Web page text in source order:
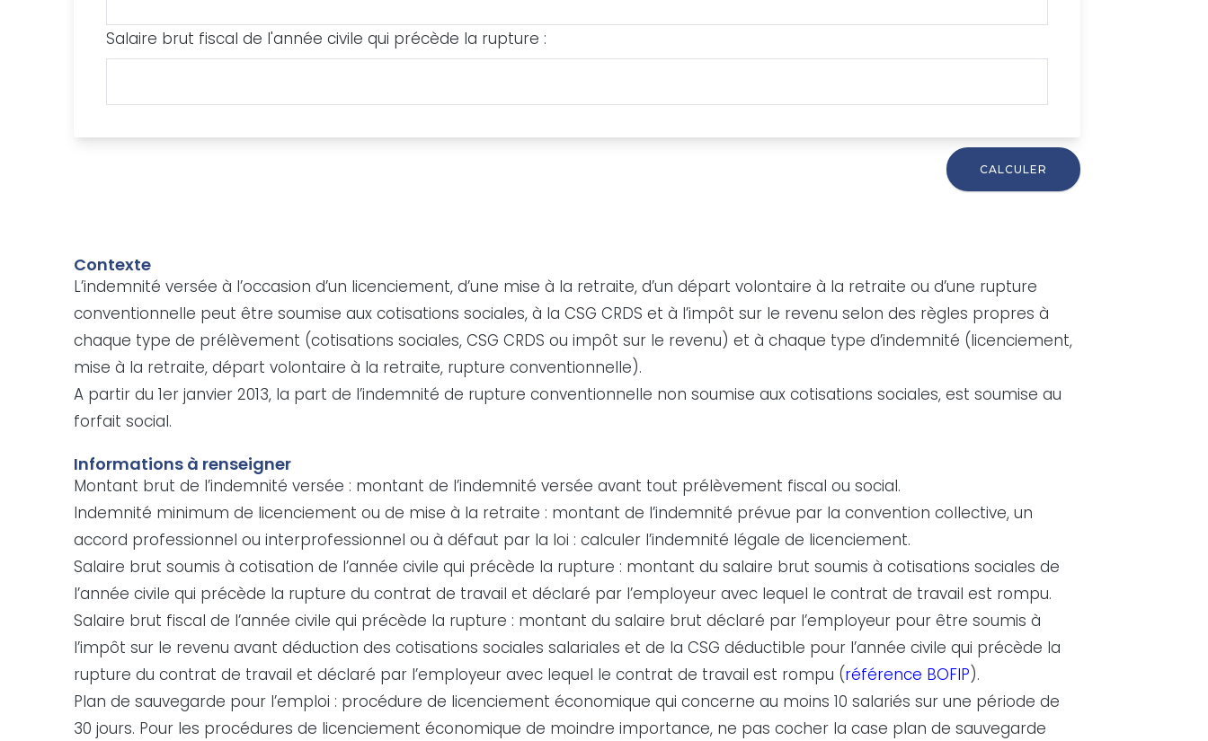
Salaire brut fiscal de l'année civile qui précède la rupture :
Contexte
L’indemnité versée à l’occasion d’un licenciement, d’une mise à la retraite, d’un départ volontaire à la retraite ou d’une rupture
conventionnelle peut être soumise aux cotisations sociales, à la CSG CRDS et à l’impôt sur le revenu selon des règles propres à
chaque type de prélèvement (cotisations sociales, CSG CRDS ou impôt sur le revenu) et à chaque type d’indemnité (licenciement,
mise à la retraite, départ volontaire à la retraite, rupture conventionnelle).
A partir du 1er janvier 2013, la part de l’indemnité de rupture conventionnelle non soumise aux cotisations sociales, est soumise au
forfait social.
Informations à renseigner
Montant brut de l’indemnité versée : montant de l’indemnité versée avant tout prélèvement fiscal ou social.
Indemnité minimum de licenciement ou de mise à la retraite : montant de l’indemnité prévue par la convention collective, un
accord professionnel ou interprofessionnel ou à défaut par la loi : calculer l’indemnité légale de licenciement.
Salaire brut soumis à cotisation de l’année civile qui précède la rupture : montant du salaire brut soumis à cotisations sociales de
l’année civile qui précède la rupture du contrat de travail et déclaré par l’employeur avec lequel le contrat de travail est rompu.
Salaire brut fiscal de l’année civile qui précède la rupture : montant du salaire brut déclaré par l’employeur pour être soumis à
l’impôt sur le revenu avant déduction des cotisations sociales salariales et de la CSG déductible pour l’année civile qui précède la
rupture du contrat de travail et déclaré par l’employeur avec lequel le contrat de travail est rompu (référence BOFIP).
Plan de sauvegarde pour l’emploi : procédure de licenciement économique qui concerne au moins 10 salariés sur une période de
30 jours. Pour les procédures de licenciement économique de moindre importance, ne pas cocher la case plan de sauvegarde